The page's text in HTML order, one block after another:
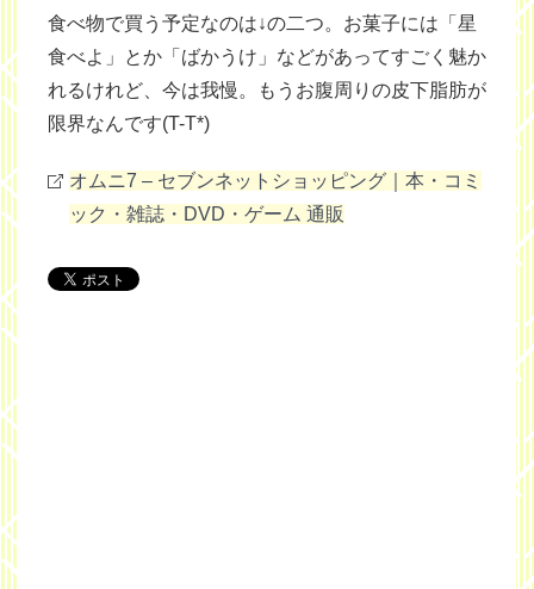
食べ物で買う予定なのは↓の二つ。お菓子には「星
食べよ」とか「ばかうけ」などがあってすごく魅か
れるけれど、今は我慢。もうお腹周りの皮下脂肪が
限界なんです(T-T*)
オムニ7 – セブンネットショッピング｜本・コミ
ック・雑誌・DVD・ゲーム 通販